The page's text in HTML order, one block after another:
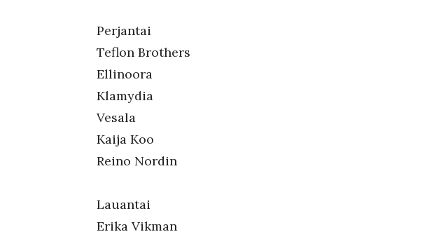
Perjantai
Teflon Brothers
Ellinoora
Klamydia
Vesala
Kaija Koo
Reino Nordin
Lauantai
Erika Vikman